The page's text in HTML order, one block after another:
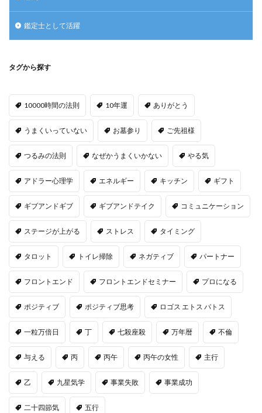
鑑定士として活躍
タグから探す
10000時間の法則 10年運 ありがとう
うまくいっていない お墓参り ご先祖様
つるみの法則 なぜかうまくいかない やる気
アドラー心理学 エネルギー キッチン ギフト
ギブアンドギブ ギブアンドテイク コミュニケーション
ステージが上がる ストレス タイミング
タロット トイレ掃除 ネガティブ パートナー
フロントエンド フロントエンドセミナー プロになる
ポジティブ ポジティブ思考 ロゴス エトス パトス
一粒万倍日 丁 七殺座殺 万年暦 不倫
与える 丙 丙午 丙午の女性 主行
乙 九星気学 事業失敗 事業成功
二十四節気 五行